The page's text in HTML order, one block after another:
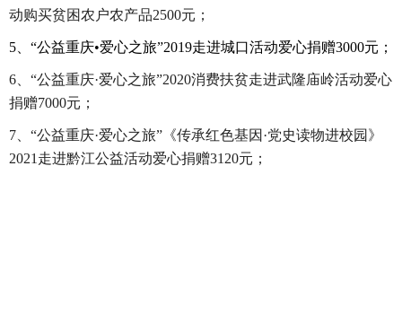
动购买贫困农户农产品2500元；
5、 “公益重庆•爱心之旅”2019走进城口活动爱心捐赠3000元；
6
“公益重庆·爱心之旅”2020消费扶贫走进武隆庙岭活动爱心
捐赠7000元；
7 、“公益重庆·爱心之旅”《传承红色基因·党史读物进校园》
2021走进黔江公益活动爱心捐赠3120元；